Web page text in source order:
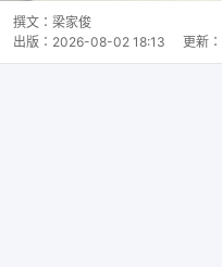
撰文： 梁家俊
出版： 2026-08-02 18:13 更新：